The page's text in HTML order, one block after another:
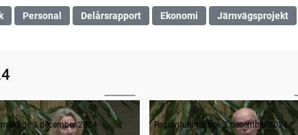
Personal Delårsrapport Ekonomi Järnvägsprojekt
3 december 2024 Regionfullmäktige 3 december 2024